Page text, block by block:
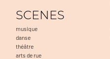
SCENES
musique
danse
théâtre
arts de rue